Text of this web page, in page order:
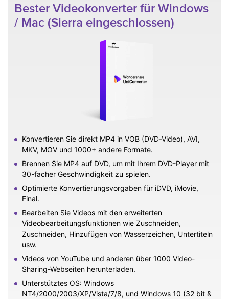
Bester Videokonverter für Windows
/ Mac (Sierra eingeschlossen)
Konvertieren Sie direkt MP4 in VOB (DVD-Video), AVI,
MKV, MOV und 1000+ andere Formate.
Brennen Sie MP4 auf DVD, um mit Ihrem DVD-Player mit
30-facher Geschwindigkeit zu spielen.
Optimierte Konvertierungsvorgaben für iDVD, iMovie,
Final.
Bearbeiten Sie Videos mit den erweiterten
Videobearbeitungsfunktionen wie Zuschneiden,
Zuschneiden, Hinzufügen von Wasserzeichen, Untertiteln
usw.
Videos von YouTube und anderen über 1000 Video-
Sharing-Webseiten herunterladen.
Unterstütztes OS: Windows
NT4/2000/2003/XP/Vista/7/8, und Windows 10 (32 bit &